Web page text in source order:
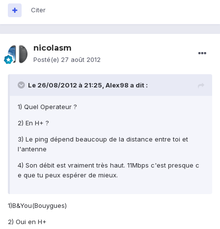
Citer
nicolasm
Posté(e) 27 août 2012
Le 26/08/2012 à 21:25, Alex98 a dit :
1) Quel Operateur ?
2) En H+ ?
3) Le ping dépend beaucoup de la distance entre toi et
l'antenne
4) Son débit est vraiment très haut. 11Mbps c'est presque c
e que tu peux espérer de mieux.
1)B&You(Bouygues)
2) Oui en H+